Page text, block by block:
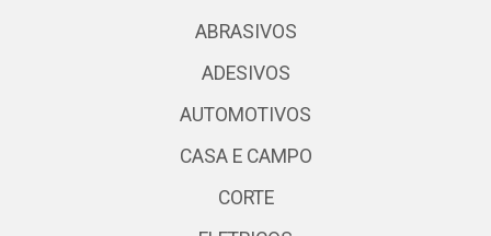
ABRASIVOS
ADESIVOS
AUTOMOTIVOS
CASA E CAMPO
CORTE